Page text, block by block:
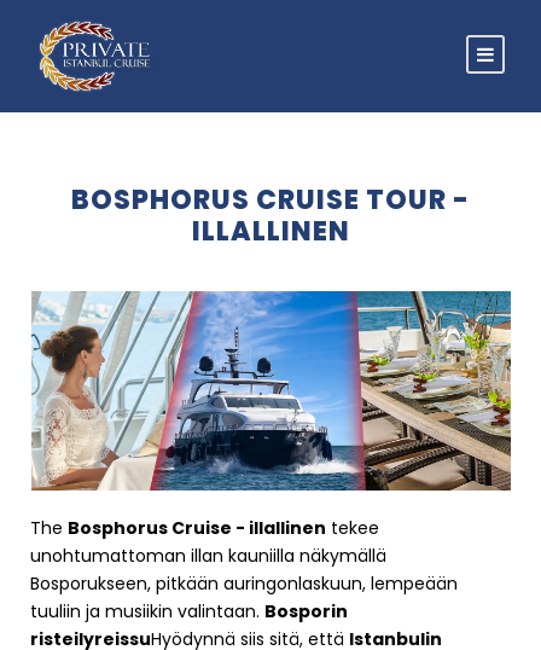
BOSPHORUS CRUISE TOUR -
ILLALLINEN
The Bosphorus Cruise - illallinen tekee
unohtumattoman illan kauniilla näkymällä
Bosporukseen, pitkään auringonlaskuun, lempeään
tuuliin ja musiikin valintaan. Bosporin
risteilyreissuHyödynnä siis sitä, että Istanbulin